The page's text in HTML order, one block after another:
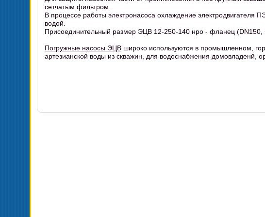
сетчатым фильтром.
В процессе работы электронасоса охлаждение электродвигателя
водой.
Присоединительный размер ЭЦВ 12-250-140 нро - фланец (DN150,
Погружные насосы ЭЦВ широко используются в промышленном,
артезианской воды из скважин, для водоснабжения домовладенй,